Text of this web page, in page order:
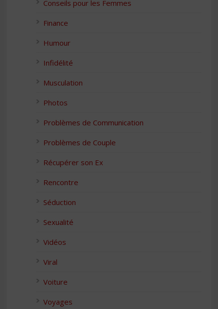
Conseils pour les Femmes
Finance
Humour
Infidélité
Musculation
Photos
Problèmes de Communication
Problèmes de Couple
Récupérer son Ex
Rencontre
Séduction
Sexualité
Vidéos
Viral
Voiture
Voyages